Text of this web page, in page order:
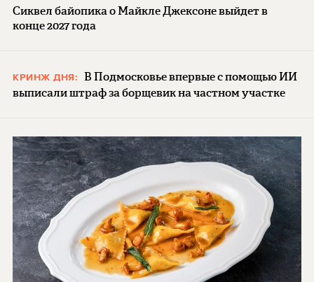
Сиквел байопика о Майкле Джексоне выйдет в
конце 2027 года
КРИНЖ ДНЯ: В Подмосковье впервые с помощью ИИ
выписали штраф за борщевик на частном участке